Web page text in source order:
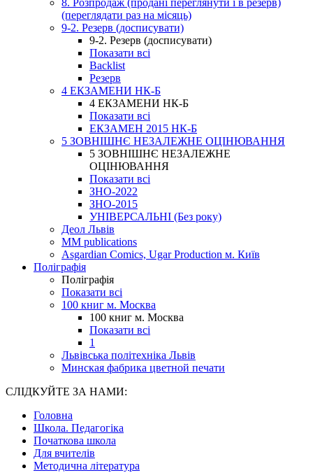
8. Розпродаж (продані переглянути і в резерв)
(переглядати раз на місяць)
9-2. Резерв (досписувати)
9-2. Резерв (досписувати)
Показати всі
Backlist
Резерв
4 ЕКЗАМЕНИ НК-Б
4 ЕКЗАМЕНИ НК-Б
Показати всі
ЕКЗАМЕН 2015 НК-Б
5 ЗОВНІШНЄ НЕЗАЛЕЖНЕ ОЦІНЮВАННЯ
5 ЗОВНІШНЄ НЕЗАЛЕЖНЕ
ОЦІНЮВАННЯ
Показати всі
ЗНО-2022
ЗНО-2015
УНІВЕРСАЛЬНІ (Без року)
Деол Львів
MM publications
Asgardian Comics, Ugar Production м. Київ
Поліграфія
Поліграфія
Показати всі
100 книг м. Москва
100 книг м. Москва
Показати всі
1
Львівська політехніка Львів
Минская фабрика цветной печати
СЛІДКУЙТЕ ЗА НАМИ:
Головна
Школа. Педагогіка
Початкова школа
Для вчителів
Методична література